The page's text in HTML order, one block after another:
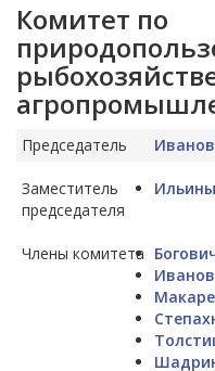
Комитет по
Председатель
Заместитель
председателя
Члены комитета